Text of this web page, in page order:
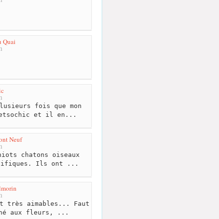
Quai
fois que mon
et il en...
Neuf
chatons oiseaux
Ils ont ...
très aimables... Faut
aux fleurs, ...